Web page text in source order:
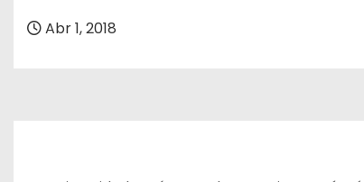
Abr 1, 2018